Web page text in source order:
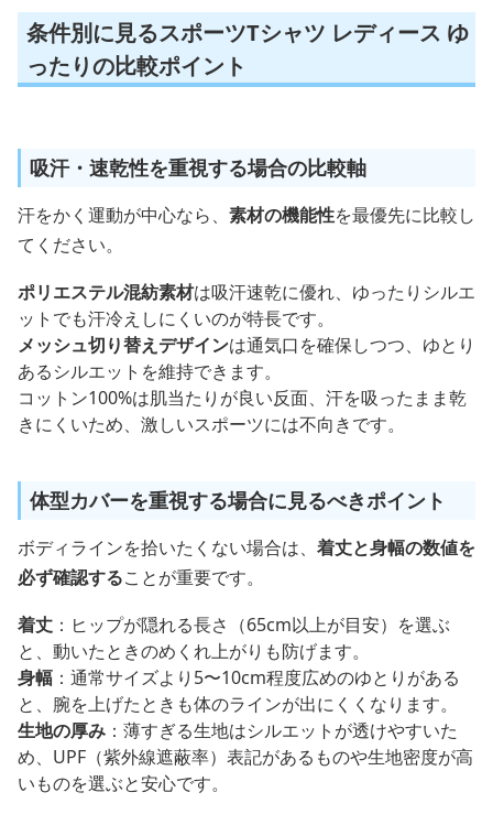
条件別に見るスポーツTシャツ レディース ゆ
ったりの比較ポイント
吸汗・速乾性を重視する場合の比較軸
汗をかく運動が中心なら、 素材の機能性
を最優先に比較し
てください。
ポリエステル混紡素材 は吸汗速乾に優れ、ゆったりシルエ
ットでも汗冷えしにくいのが特長です。
メッシュ切り替えデザイン は通気口を確保しつつ、ゆとり
あるシルエットを維持できます。
コットン100%は肌当たりが良い反面、汗を吸ったまま乾
きにくいため、激しいスポーツには不向きです。
体型カバーを重視する場合に見るべきポイント
ボディラインを拾いたくない場合は、
着丈と身幅の数値を
必ず確認する
ことが重要です。
着丈 ：ヒップが隠れる長さ（65cm以上が目安）を選ぶ
と、動いたときのめくれ上がりも防げます。
身幅 ：通常サイズより5〜10cm程度広めのゆとりがある
と、腕を上げたときも体のラインが出にくくなります。
生地の厚み：薄すぎる生地はシルエットが透けやすいた
め、UPF（紫外線遮蔽率）表記があるものや生地密度が高
いものを選ぶと安心です。